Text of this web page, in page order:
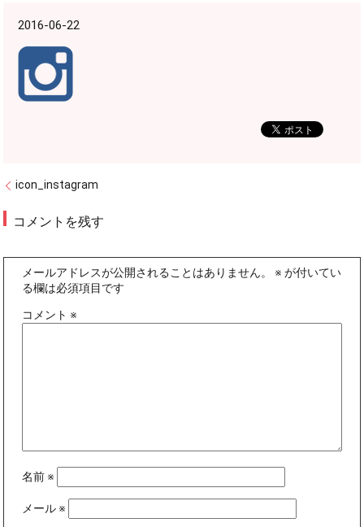
2016-06-22
icon_instagram
コメントを残す
メールアドレスが公開されることはありません。 ※ が付いてい
る欄は必須項目です
コメント※
名前※
メール※